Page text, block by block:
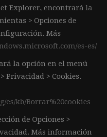
Explorer, encontrará la
> Opciones de
Más
es-es/
la opción en el menú
Privacidad > Cookies.
kb/Borrar%20cookies
de Opciones >
Más información